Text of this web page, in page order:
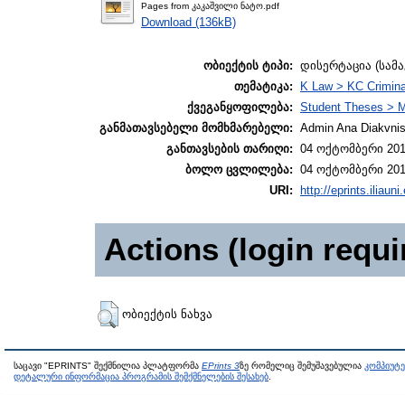
Pages from კაკაშვილი ნატო.pdf
Download (136kB)
ობიექტის ტიპი: დისერტაცია
თემატიკა:
K Law > KC
ქვეგანყოფილება: Student Theses >
განმათავსებელი მომხმარებელი: Admin Ana
განთავსების თარიღი: 04 ოქტომბერი
ბოლო ცვლილება: 04 ოქტომბერი
URI:
http://
Actions (login
ობიექტის ნახვა
საცავი "EPRINTS" შექმნილია პლატფორმა EPrints 3ზე რომელიც შემუშავებულია
დეტალური ინფორმაცია პროგრამის შემქმნელების შესახებ.